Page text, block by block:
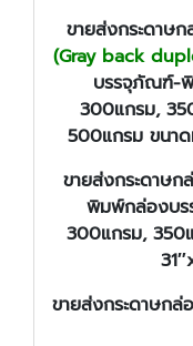
ขายส่งกระดาษ
(Gray back
บรรจุภัณฑ์-พิ
300แกรม,
500แกรม ขนาด
ขายส่งกระดาษก
พิมพ์กล่องบร
300แกรม, 350
ขายส่งกระดาษกล่